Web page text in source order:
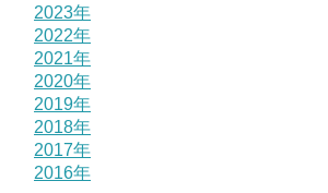
2023年
2022年
2021年
2020年
2019年
2018年
2017年
2016年